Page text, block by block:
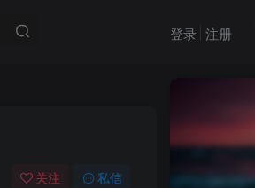
登录 注册
关注 私信